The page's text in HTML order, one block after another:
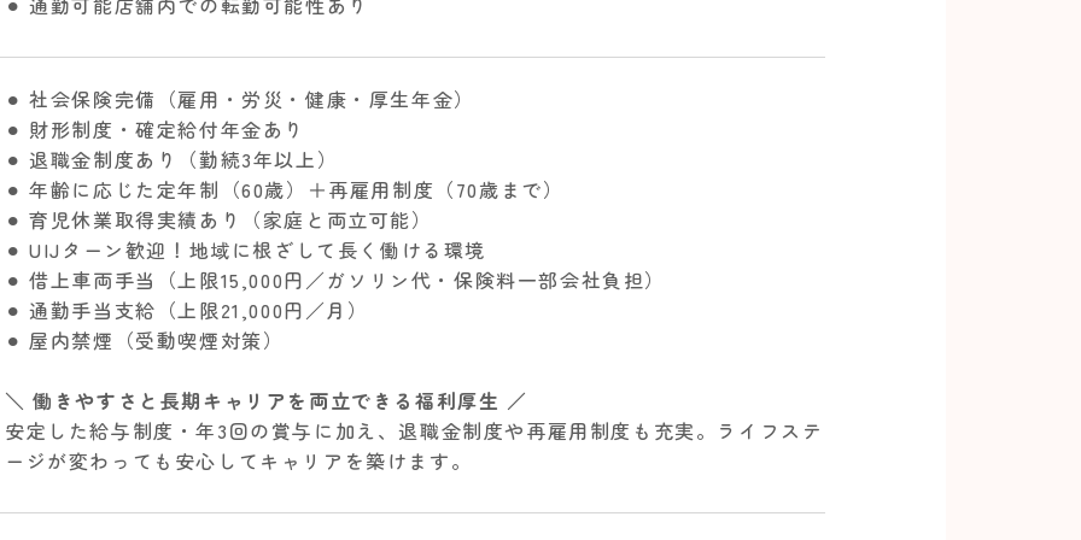
⚫︎ 社会保険完備（雇用・労災・健康・厚生年金）
⚫︎ 財形制度・確定給付年金あり
⚫︎ 退職金制度あり（勤続3年以上）
⚫︎ 年齢に応じた定年制（60歳）＋再雇用制度（70歳まで）
⚫︎ 育児休業取得実績あり（家庭と両立可能）
⚫︎ UIJターン歓迎！地域に根ざして長く働ける環境
⚫︎ 借上車両手当（上限15,000円／ガソリン代・保険料一部会社負担）
⚫︎ 通勤手当支給（上限21,000円／月）
⚫︎ 屋内禁煙（受動喫煙対策）
＼ 働きやすさと長期キャリアを両立できる福利厚生 ／
安定した給与制度・年3回の賞与に加え、退職金制度や再雇用制度も充実。ライフステ
ージが変わっても安心してキャリアを築けます。